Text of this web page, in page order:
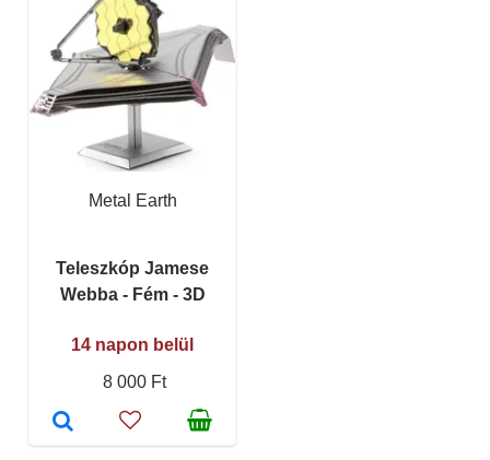
Metal Earth
Teleszkóp Jamese
Webba - Fém - 3D
14 napon belül
8 000 Ft